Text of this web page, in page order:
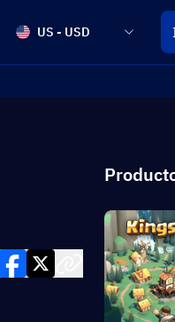
US - USD